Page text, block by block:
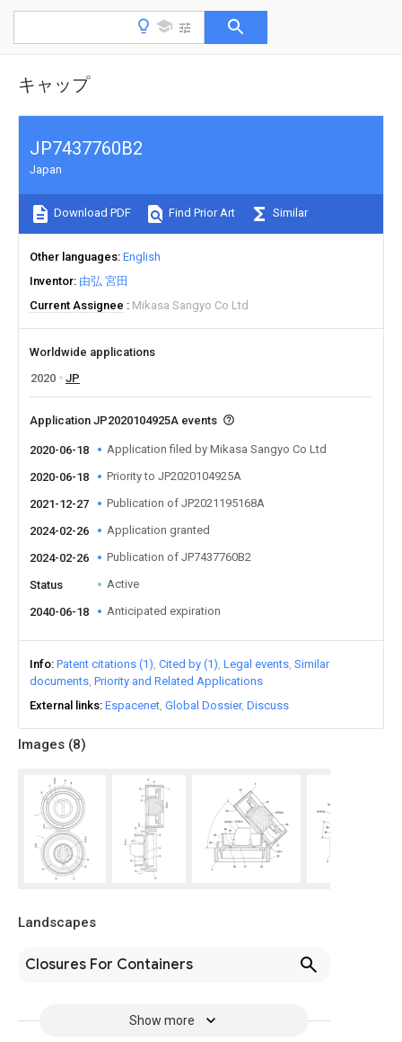
キャップ
Images (8)
Landscapes
Closures For Containers
Show more
JP7437760B2
Japan
Download PDF Find Prior Art Similar
Other languages English
Inventor 由弘 宮田
Current Assignee
Mikasa Sangyo Co Ltd
Worldwide applications
2020
JP
Application JP2020104925A events
2020-06-18 Application filed by Mikasa Sangyo Co Ltd
2020-06-18 Priority to JP2020104925A
2021-12-27 Publication of JP2021195168A
2024-02-26 Application granted
2024-02-26 Publication of JP7437760B2
Status Active
2040-06-18 Anticipated expiration
Info Patent citations (1) Cited by (1) Legal events Similar
documents Priority and Related Applications
External links Espacenet Global Dossier Discuss